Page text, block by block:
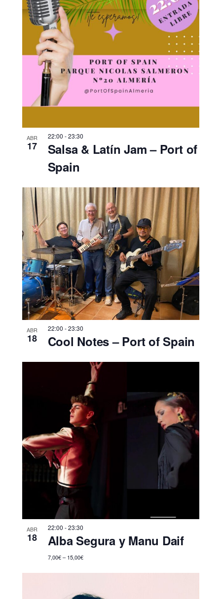
ABR
17
22:00 -23:30
Salsa & Latín Jam – Port of
Spain
ABR
18
22:00 -23:30
Cool Notes – Port of Spain
ABR
18
22:00 -23:30
Alba Segura y Manu Daif
7,00€ – 15,00€